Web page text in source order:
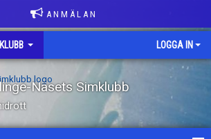
A N M Ä L A N
LOGGA IN
Näsets Simklubb